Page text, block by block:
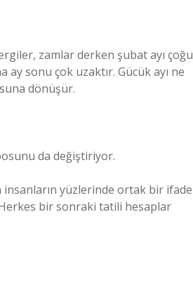
zamlar derken şubat ayı çoğu
ay sonu çok uzaktır. Gücük ayı ne
dönüşür.
da değiştiriyor.
yüzlerinde ortak bir ifade
bir sonraki tatili hesaplar